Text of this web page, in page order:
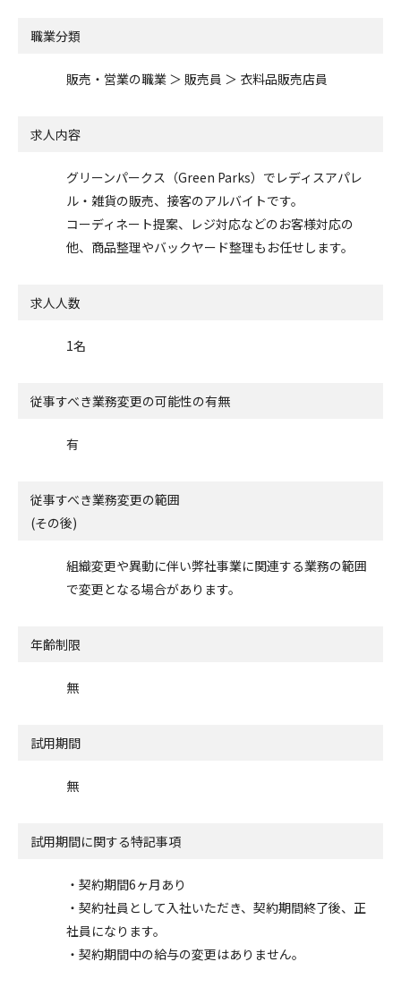
職業分類
販売・営業の職業 ＞ 販売員 ＞ 衣料品販売店員
求人内容
グリーンパークス（Green Parks）でレディスアパレ
ル・雑貨の販売、接客のアルバイトです。
コーディネート提案、レジ対応などのお客様対応の
他、商品整理やバックヤード整理もお任せします。
求人人数
1名
従事すべき業務変更の可能性の有無
有
従事すべき業務変更の範囲
(その後)
組織変更や異動に伴い弊社事業に関連する業務の範囲
で変更となる場合があります。
年齢制限
無
試用期間
無
試用期間に関する特記事項
・契約期間6ヶ月あり
・契約社員として入社いただき、契約期間終了後、正
社員になります。
・契約期間中の給与の変更はありません。